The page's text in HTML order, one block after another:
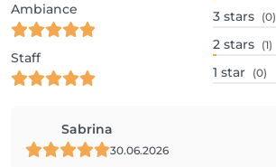
Ambiance
Staff
3 stars (0)
2 stars (1)
1 star (0)
Sabrina
30.06.2026